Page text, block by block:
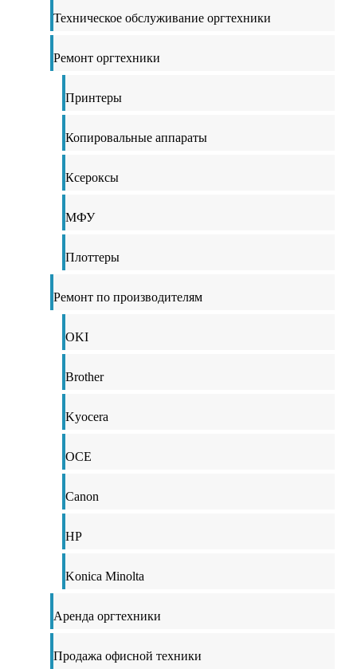
Техническое обслуживание оргтехники
Ремонт оргтехники
Принтеры
Копировальные аппараты
Ксероксы
МФУ
Плоттеры
Ремонт по производителям
OKI
Brother
Kyocera
OCE
Canon
HP
Konica Minolta
Аренда оргтехники
Продажа офисной техники